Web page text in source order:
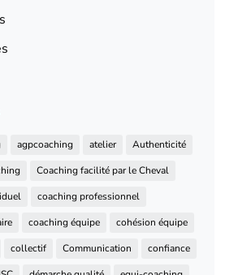
agpcoaching atelier
Authenticité
Coaching facilité par le Cheval
coaching professionnel
coaching équipe
cohésion équipe
collectif Communication
confiance